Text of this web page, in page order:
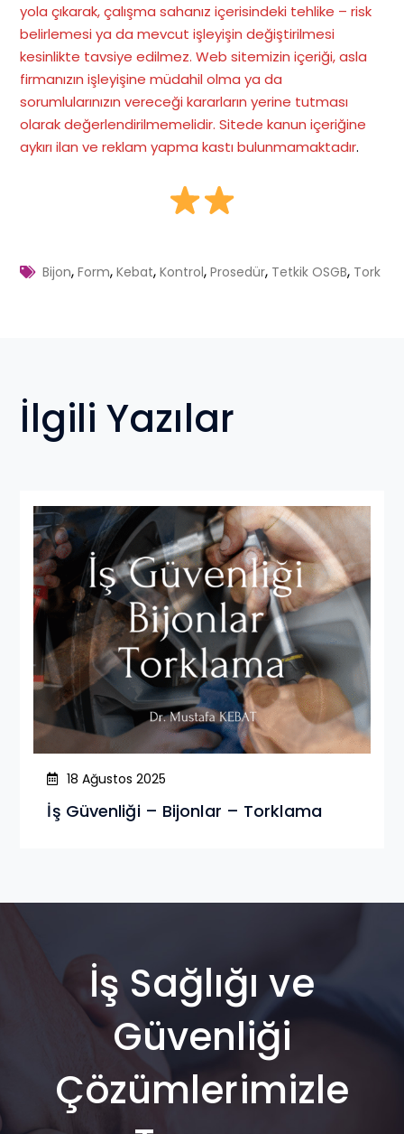
yola çıkarak, çalışma sahanız içerisindeki tehlike – risk
belirlemesi ya da mevcut işleyişin değiştirilmesi
kesinlikte tavsiye edilmez. Web sitemizin içeriği, asla
firmanızın işleyişine müdahil olma ya da
sorumlularınızın vereceği kararların yerine tutması
olarak değerlendirilmemelidir. Sitede kanun içeriğine
aykırı ilan ve reklam yapma kastı bulunmamaktadır.
Bijon,Form,Kebat,Kontrol,Prosedür, Tetkik OSGB, Tork
İlgili Yazılar
18 Ağustos 2025
İş Güvenliği – Bijonlar – Torklama
İş Sağlığı ve
Güvenliği
Çözümlerimizle